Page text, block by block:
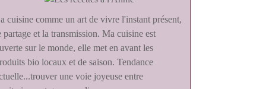
cuisine comme un art de vivre l'instant présent,
partage et la transmission. Ma cuisine est
sur le monde, elle met en avant les
bio locaux et de saison. Tendance
une voie joyeuse entre